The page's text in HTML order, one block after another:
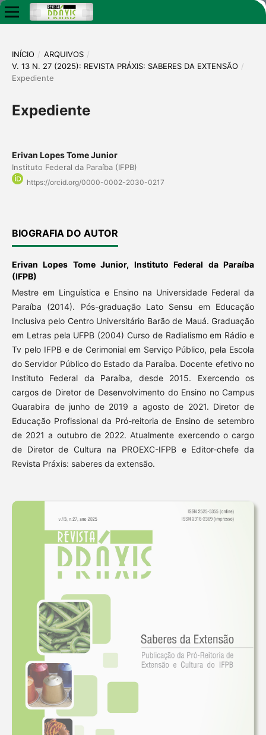
INÍCIO / ARQUIVOS /
V. 13 N. 27 (2025): REVISTA PRÁXIS: SABERES DA EXTENSÃO /
Expediente
Expediente
Erivan Lopes Tome Junior
Instituto Federal da Paraíba (IFPB)
https://orcid.org/0000-0002-2030-0217
BIOGRAFIA DO AUTOR
Erivan Lopes Tome Junior, Instituto Federal da Paraíba
(IFPB)
Mestre em Linguística e Ensino na Universidade Federal da
Paraíba (2014). Pós-graduação Lato Sensu em Educação
Inclusiva pelo Centro Universitário Barão de Mauá. Graduação
em Letras pela UFPB (2004) Curso de Radialismo em Rádio e
Tv pelo IFPB e de Cerimonial em Serviço Público, pela Escola
do Servidor Público do Estado da Paraíba. Docente efetivo no
Instituto Federal da Paraíba, desde 2015. Exercendo os
cargos de Diretor de Desenvolvimento do Ensino no Campus
Guarabira de junho de 2019 a agosto de 2021. Diretor de
Educação Profissional da Pró-reitoria de Ensino de setembro
de 2021 a outubro de 2022. Atualmente exercendo o cargo
de Diretor de Cultura na PROEXC-IFPB e Editor-chefe da
Revista Práxis: saberes da extensão.